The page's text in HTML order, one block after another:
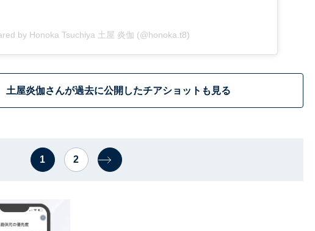
by Honoka Tsuchiya 土屋 炎伽 (@honoka.t8)
土屋炎伽さんが過去に公開したチアショットも見る
1 2